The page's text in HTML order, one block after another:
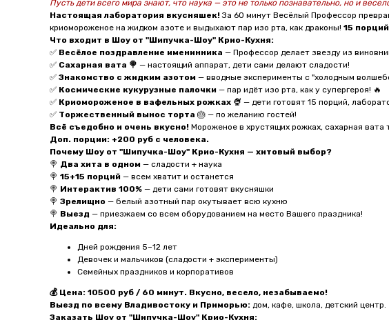
Пусть дети всего мира знают, что наука — это не только познавательно, но и
Настоящая лаборатория вкусняшек!За 60 минут Весёлый Профессор
криомороженое на жидком азоте и выдыхают пар изо рта, как драконы! 15
Что входит в Шоу от "Шипучка-Шоу" Крио-Кухня:
✅ Весёлое поздравление именинника — Профессор делает звезду из
✅ Сахарная вата 🍭 — настоящий аппарат, дети сами делают сладости!
✅ Знакомство с жидким азотом — вводные эксперименты с "холодным
✅ Космические кукурузные палочки — пар идёт изо рта, как у супергероя! 🔥
✅ Криомороженое в вафельных рожках 🍨 — дети готовят 15 порций,
✅ Торжественный вынос торта 🎂 — по желанию гостей!
Всё съедобно и очень вкусно! Мороженое в хрустящих рожках, сахарная вата
Доп. порции: +200 руб с человека.
Почему Шоу от "Шипучка-Шоу" Крио-Кухня — хитовый выбор?
🍭 Два хита в одном — сладости + наука
🍭 15+15 порций — всем хватит и останется
🍭 Интерактив 100% — дети сами готовят вкусняшки
🍭 Зрелищно — белый азотный пар окутывает всю кухню
🍭 Выезд — приезжаем со всем оборудованием на место Вашего праздника!
Идеально для:
Дней рождения 5–12 лет
Девочек и мальчиков (сладости + эксперименты)
Семейных праздников и корпоративов
💰 Цена: 10500 руб / 60 минут. Вкусно, весело, незабываемо!
Выезд по всему Владивостоку и Приморью: дом, кафе, школа, детский центр.
Заказать Шоу от "Шипучка-Шоу" Крио-Кухня: